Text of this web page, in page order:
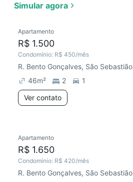
Simular agora
Apartamento
R$ 1.500
Condomínio: R$ 450/mês
R. Bento Gonçalves, São Sebastião
46m² 2
1
Ver contato
Apartamento
R$ 1.650
Condomínio: R$ 420/mês
R. Bento Gonçalves, São Sebastião